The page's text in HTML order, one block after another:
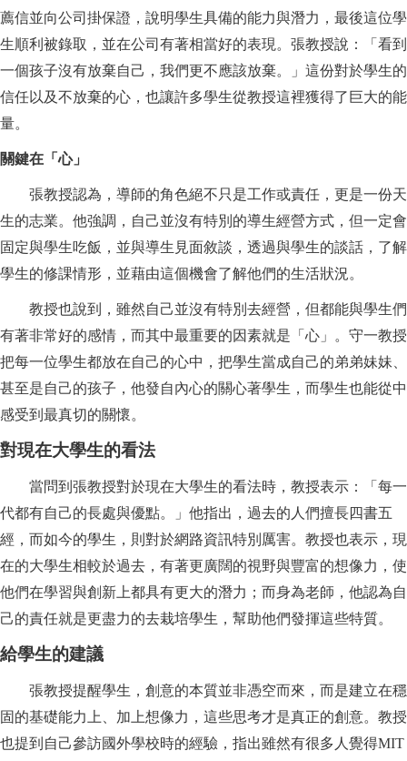
薦信並向公司掛保證，說明學生具備的能力與潛力，最後這位學
生順利被錄取，並在公司有著相當好的表現。張教授說：「看到
一個孩子沒有放棄自己，我們更不應該放棄。」這份對於學生的
信任以及不放棄的心，也讓許多學生從教授這裡獲得了巨大的能
量。
關鍵在「心」
張教授認為，導師的角色絕不只是工作或責任，更是一份天
生的志業。他強調，自己並沒有特別的導生經營方式，但一定會
固定與學生吃飯，並與導生見面敘談，透過與學生的談話，了解
學生的修課情形，並藉由這個機會了解他們的生活狀況。
教授也說到，雖然自己並沒有特別去經營，但都能與學生們
有著非常好的感情，而其中最重要的因素就是「心」。守一教授
把每一位學生都放在自己的心中，把學生當成自己的弟弟妹妹、
甚至是自己的孩子，他發自內心的關心著學生，而學生也能從中
感受到最真切的關懷。
對現在大學生的看法
當問到張教授對於現在大學生的看法時，教授表示：「每一
代都有自己的長處與優點。」他指出，過去的人們擅長四書五
經，而如今的學生，則對於網路資訊特別厲害。教授也表示，現
在的大學生相較於過去，有著更廣闊的視野與豐富的想像力，使
他們在學習與創新上都具有更大的潛力；而身為老師，他認為自
己的責任就是更盡力的去栽培學生，幫助他們發揮這些特質。
給學生的建議
張教授提醒學生，創意的本質並非憑空而來，而是建立在穩
固的基礎能力上、加上想像力，這些思考才是真正的創意。教授
也提到自己參訪國外學校時的經驗，指出雖然有很多人覺得MIT